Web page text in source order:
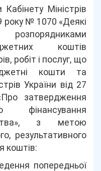
Міністрів
року № 1070 «Деякі
коштів
робіт і послуг, що
кошти та
України від 27
затвердження
фінансування
з метою
результативного
коштів:
попередньої